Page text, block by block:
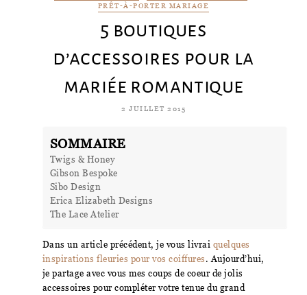
PRÊT-À-PORTER MARIAGE
5 boutiques
d’accessoires pour la
mariée romantique
2 JUILLET 2015
SOMMAIRE
Twigs & Honey
Gibson Bespoke
Sibo Design
Erica Elizabeth Designs
The Lace Atelier
Dans un article précédent, je vous livrai quelques
inspirations fleuries pour vos coiffures. Aujourd’hui,
je partage avec vous mes coups de coeur de jolis
accessoires pour compléter votre tenue du grand